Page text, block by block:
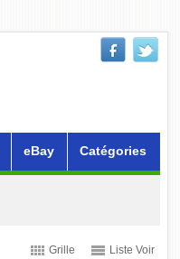
eBay Catégories
Grille Liste Voir